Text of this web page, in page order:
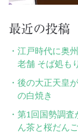
最近の投稿
江戸時代に奥
老舗 そば処も
後の大正天皇
の白焼き
第1回国勢調査
ん茶と桜だんご